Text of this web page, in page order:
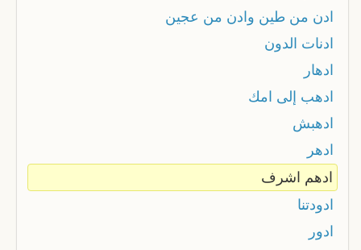
ادن من طين وادن من عجين
ادنات الدون
ادهار
ادهب إلى امك
ادهبش
ادهر
ادهم اشرف
ادودتنا
ادور